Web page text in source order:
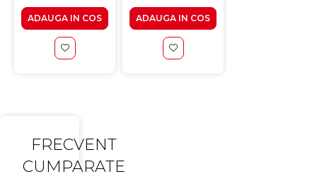
ADAUGA IN COS ADAUGA IN COS
FRECVENT
CUMPARATE